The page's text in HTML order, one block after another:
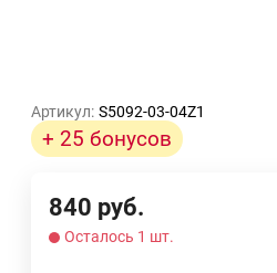
Артикул: S5092-03-04Z1
+ 25 бонусов
840 руб.
Осталось 1 шт.